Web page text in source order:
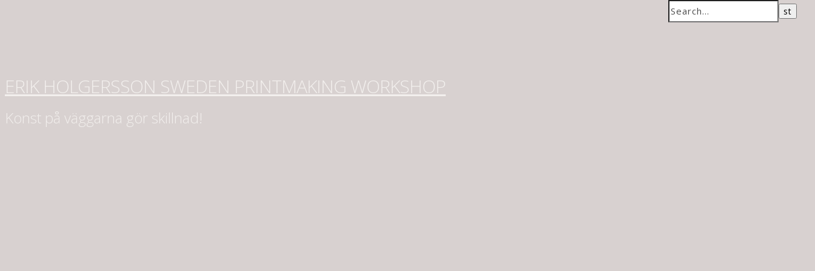
ERIK HOLGERSSON SWEDEN PRINTMAKING WORKSHOP
Konst på väggarna gör skillnad!